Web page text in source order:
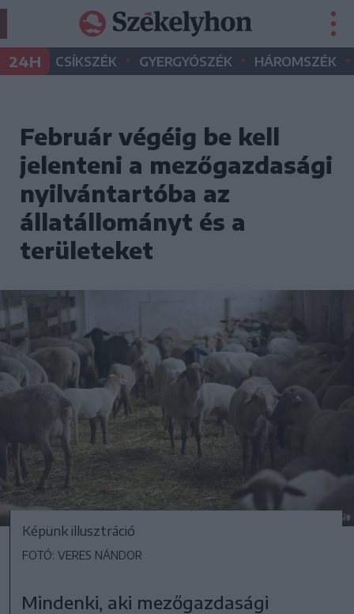
24H CSÍKSZÉK • GYERGYÓSZÉK • HÁROMSZÉK •
Február végéig be kell
jelenteni a mezőgazdasági
nyilvántartóba az
állatállományt és a
területeket
Képünk illusztráció
FOTÓ: VERES NÁNDOR
Mindenki, aki mezőgazdasági